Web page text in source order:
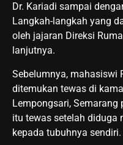
Dr. Kariadi sampai
Langkah-langkah yang
oleh jajaran Direksi
lanjutnya.
Sebelumnya, mahasiswi
ditemukan tewas di
Lempongsari,
itu tewas setelah diduga
kepada tubuhnya sendiri.